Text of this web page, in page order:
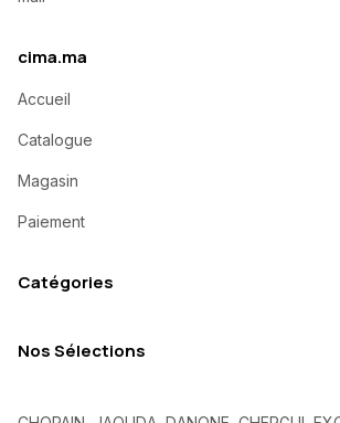
cima.ma
Accueil
Catalogue
Magasin
Paiement
Catégories
Nos Sélections